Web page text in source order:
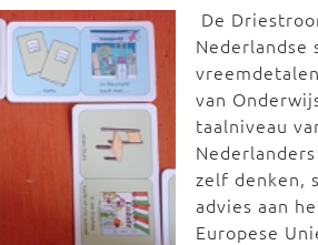
De
Nederlandse
van
taalniveau
zelf denken,
advies aan
Europese